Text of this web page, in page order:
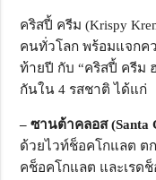
คริสปี้ ครีม (Krispy
คนทั่วโลก พร้อมแจกค
ท้ายปี กับ “คริสปี้ ครีม
กันใน 4 รสชาติ ได้แก่
– ซานต้าคลอส (Santa
ด้วยไวท์ช็อคโกแลต ต
คช็อคโกแลต และเรด